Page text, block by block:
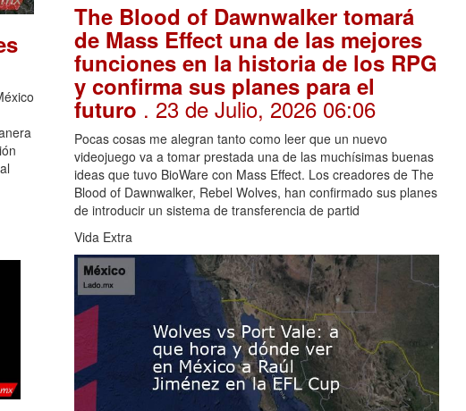
The Blood of Dawnwalker tomará
de Mass Effect una de las mejores
funciones en la historia de los RPG
y confirma sus planes para el
futuro . 23 de Julio, 2026 06:06
Pocas cosas me alegran tanto como leer que un nuevo
videojuego va a tomar prestada una de las muchísimas buenas
ideas que tuvo BioWare con Mass Effect. Los creadores de The
Blood of Dawnwalker, Rebel Wolves, han confirmado sus planes
de introducir un sistema de transferencia de partid
Vida Extra